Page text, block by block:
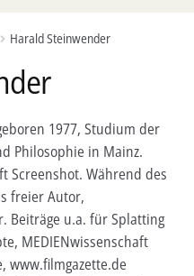
Untermenü
öffnen
Untermenü
öffnen
Harald Steinwender
1977, Studium der
Philosophie in Mainz.
Screenshot. Während des
freier Autor,
Beiträge u.a. für Splatting
MEDIENwissenschaft
www.filmgazette.de